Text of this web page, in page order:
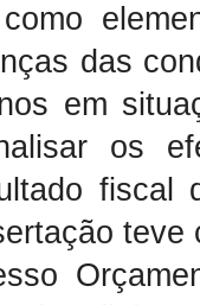
das
em
os
fiscal